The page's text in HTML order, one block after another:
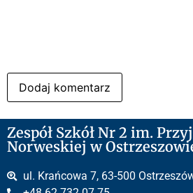
Zespół Szkół Nr 2 im.
Norweskiej w
ul. Krańcowa 7, 63-500